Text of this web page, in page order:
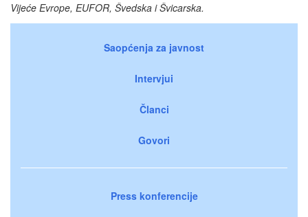
Vijeće Evrope, EUFOR, Švedska i Švicarska.
Saopćenja za javnost
Intervjui
Članci
Govori
Press konferencije